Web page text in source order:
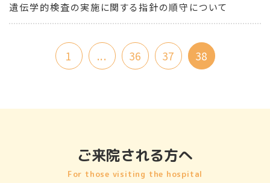
遺伝学的検査の実施に関する指針の順守について
1 ... 36 37 38
ご来院される方へ
For those visiting the hospital